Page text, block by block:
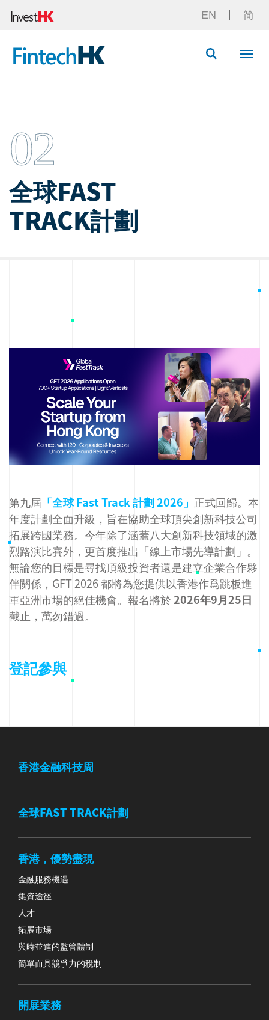
EN 简
Button
02
全球FAST
TRACK計劃
第九屆 「全球 Fast Track 計劃 2026」 正式回歸。本
年度計劃全面升級，旨在協助全球頂尖創新科技公司
拓展跨國業務。今年除了涵蓋八大創新科技領域的激
烈路演比賽外，更首度推出「線上市場先導計劃」。
無論您的目標是尋找頂級投資者還是建立企業合作夥
伴關係，GFT 2026 都將為您提供以香港作爲跳板進
軍亞洲市場的絕佳機會。報名將於2026年9月25日
截止，萬勿錯過。
登記參與
香港金融科技周
全球FAST TRACK計劃
香港，優勢盡現
金融服務機遇
集資途徑
人才
拓展市場
與時並進的監管體制
簡單而具競爭力的稅制
開展業務